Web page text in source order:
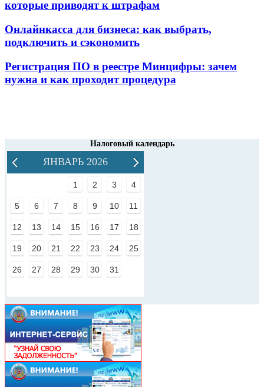
которые приводят к штрафам
Онлайнкасса для бизнеса: как выбрать,
подключить и сэкономить
Регистрация ПО в реестре Минцифры: зачем
нужна и как проходит процедура
Налоговый календарь
ЯНВАРЬ 2026
1 2 3 4
5 6 7 8 9 10 11
12 13 14 15 16 17 18
19 20 21 22 23 24 25
26 27 28 29 30 31